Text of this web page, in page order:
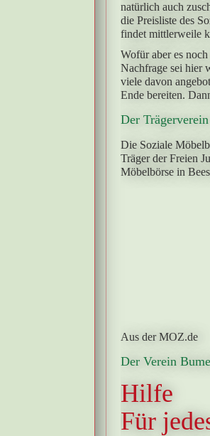
natürlich auch
die Preisliste des
findet mittlerweile
Wofür aber es
Nachfrage sei hier
viele davon
Ende bereiten.
Der
Die Soziale
Träger der Freien
Möbelbörse in
Aus der MOZ.de
Der Verein
Hilfe
Für